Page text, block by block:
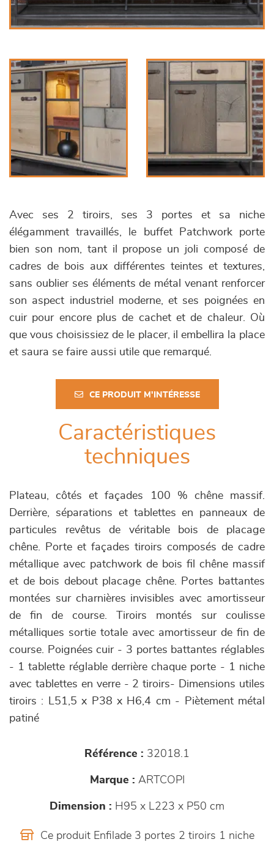
Avec ses 2 tiroirs, ses 3 portes et sa niche
élégamment travaillés, le buffet Patchwork porte
bien son nom, tant il propose un joli composé de
cadres de bois aux différentes teintes et textures,
sans oublier ses éléments de métal venant renforcer
son aspect industriel moderne, et ses poignées en
cuir pour encore plus de cachet et de chaleur. Où
que vous choisissiez de le placer, il embellira la place
et saura se faire aussi utile que remarqué.
CE PRODUIT M'INTÉRESSE
Caractéristiques
techniques
Plateau, côtés et façades 100 % chêne massif.
Derrière, séparations et tablettes en panneaux de
particules revêtus de véritable bois de placage
chêne. Porte et façades tiroirs composés de cadre
métallique avec patchwork de bois fil chêne massif
et de bois debout placage chêne. Portes battantes
montées sur charnières invisibles avec amortisseur
de fin de course. Tiroirs montés sur coulisse
métalliques sortie totale avec amortisseur de fin de
course. Poignées cuir - 3 portes battantes réglables
- 1 tablette réglable derrière chaque porte - 1 niche
avec tablettes en verre - 2 tiroirs- Dimensions utiles
tiroirs : L51,5 x P38 x H6,4 cm - Piètement métal
patiné
Référence : 32018.1
Marque : ARTCOPI
Dimension : H95 x L223 x P50 cm
Ce produit Enfilade 3 portes 2 tiroirs 1 niche